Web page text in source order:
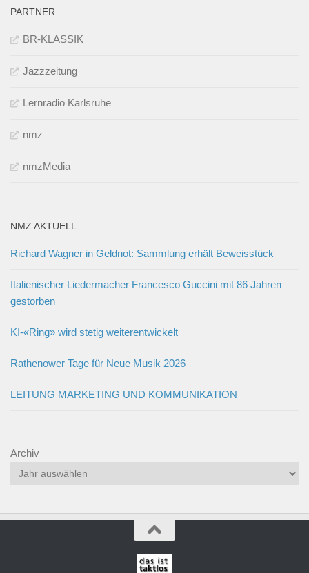
PARTNER
BR-KLASSIK
Jazzzeitung
Lernradio Karlsruhe
nmz
nmzMedia
NMZ AKTUELL
Richard Wagner in Geldnot: Sammlung erhält Beweisstück
Italienischer Liedermacher Francesco Guccini mit 86 Jahren
gestorben
KI-«Ring» wird stetig weiterentwickelt
Rathenower Tage für Neue Musik 2026
LEITUNG MARKETING UND KOMMUNIKATION
Archiv